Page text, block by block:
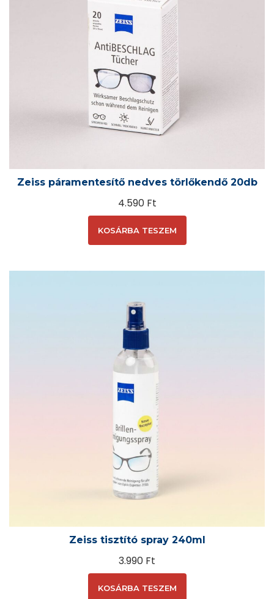
Zeiss páramentesítő nedves törlőkendő 20db
4.590 Ft
KOSÁRBA TESZEM
Zeiss tisztító spray 240ml
3.990 Ft
KOSÁRBA TESZEM